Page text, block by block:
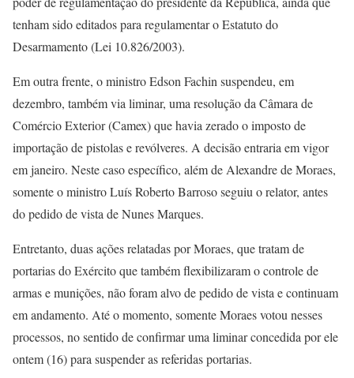
tenham sido editados para regulamentar o Estatuto do
Desarmamento (Lei 10.826/2003).
Em outra frente, o ministro Edson Fachin suspendeu, em
dezembro, também via liminar, uma resolução da Câmara de
Comércio Exterior (Camex) que havia zerado o imposto de
importação de pistolas e revólveres. A decisão entraria em vigor
em janeiro. Neste caso específico, além de Alexandre de Moraes,
somente o ministro Luís Roberto Barroso seguiu o relator, antes
do pedido de vista de Nunes Marques.
Entretanto, duas ações relatadas por Moraes, que tratam de
portarias do Exército que também flexibilizaram o controle de
armas e munições, não foram alvo de pedido de vista e continuam
em andamento. Até o momento, somente Moraes votou nesses
processos, no sentido de confirmar uma liminar concedida por ele
ontem (16) para suspender as referidas portarias.